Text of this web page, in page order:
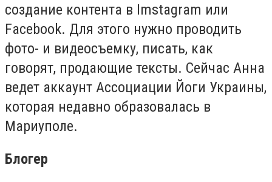
создание контента в Imstagram или
Facebook. Для этого нужно проводить
фото- и видеосъемку, писать, как
говорят, продающие тексты. Сейчас Анна
ведет аккаунт Ассоциации Йоги Украины,
которая недавно образовалась в
Мариуполе.
Блогер